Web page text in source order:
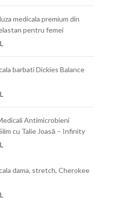
medicala premium din
pentru femei
barbati Dickies Balance
Antimicrobieni
cu Talie Joasă – Infinity
dama, stretch, Cherokee